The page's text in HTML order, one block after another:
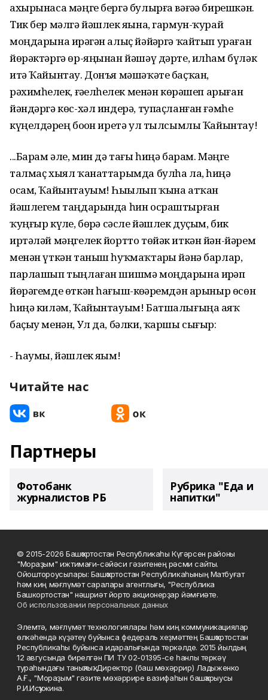
ахырынаса мәңге бергә булырға вәғәҙә бирешкән.
Тик бер мәлгә йәшлек яҙына, гармун-ҡурай
моңдарына иҙрәгән алыҫ йәйҙәргә ҡайтып ураған
йөрәктәргә өр-яңынан йәшәү дәрте, илһам бүләк
итә Ҡайынтау. Донъя мәшәҡәте баҫҡан,
рәхимһеҙлек, ғәҙелһеҙлек менән көрәшеп арыған
йәндәргә көс-хәл индерә, тупаҫланған ғәмһеҙ
күңелдәрҙең боҙон иретә ул тылсымлы Ҡайынтау!
...Барам әле, мин дә тағы һиңә барам. Мәңге
талмаҫ хыял ҡанаттарымда булһа ла, һиңә
осам, Ҡайынтауым! Һыҙылып ҡына атҡан
йәшлегем таңдарында һин осраштырған
ҡуңғыр күҙле, бөҙрә сәсле йәшлек дуҫым, бик
иртәләй мәңгелек йортто төйәк иткән йән-йәрем
менән үткән таныш һуҡмаҡтарҙы йәнә барлар,
парлашып тыңлаған шишмә моңдарына иҙрәп
йөрәгемде өткән һағыш-көҙҙәремдән арыныр өсөн
һиңә киләм, Ҡайынтауым! Батшалығыңа аяҡ
баҫыу менән, Ул да, бәлки, ҡаршы сығыр:
- Һаумы, йәшлек яҙым!
Читайте нас
Партнеры
Фотобанк
журналистов РБ
Рубрика "Еда и
напитки"
© 2015-2026 Башҡортостан Республикаһы Күгәрсен районы
"Мораҙым" ижтимағи-сәйәси гәзитенең рәсми сайты.
Ойоштороусылары: Башҡортостан Республикаһының Матбуғат
һәм киң мәғлүмәт саралары агентлығы, "Республика
Башкортостан" нәшриәт йорто акционерҙар йәмғиәте.
Об использовании персональных данных
Элемтә, мәғлүмәт технологиялары һәм киң коммуникациялар
өлкәһендә күҙәтеү буйынса федераль хеҙмәттең Башҡортостан
Республикаһы буйынса идаралығында теркәлде. 2015 йылдың
12 авгусында бирелгән ПИ ТУ 02-01395-се һанлы теркәү
тураһындағы таныҡлыҡ. Директор (баш мөхәррир) Ладыженко
А.Ғ., "Мораҙым" гәзите мөхәррире вазифаһын башҡарыусы
Р.И.Исҡужина.